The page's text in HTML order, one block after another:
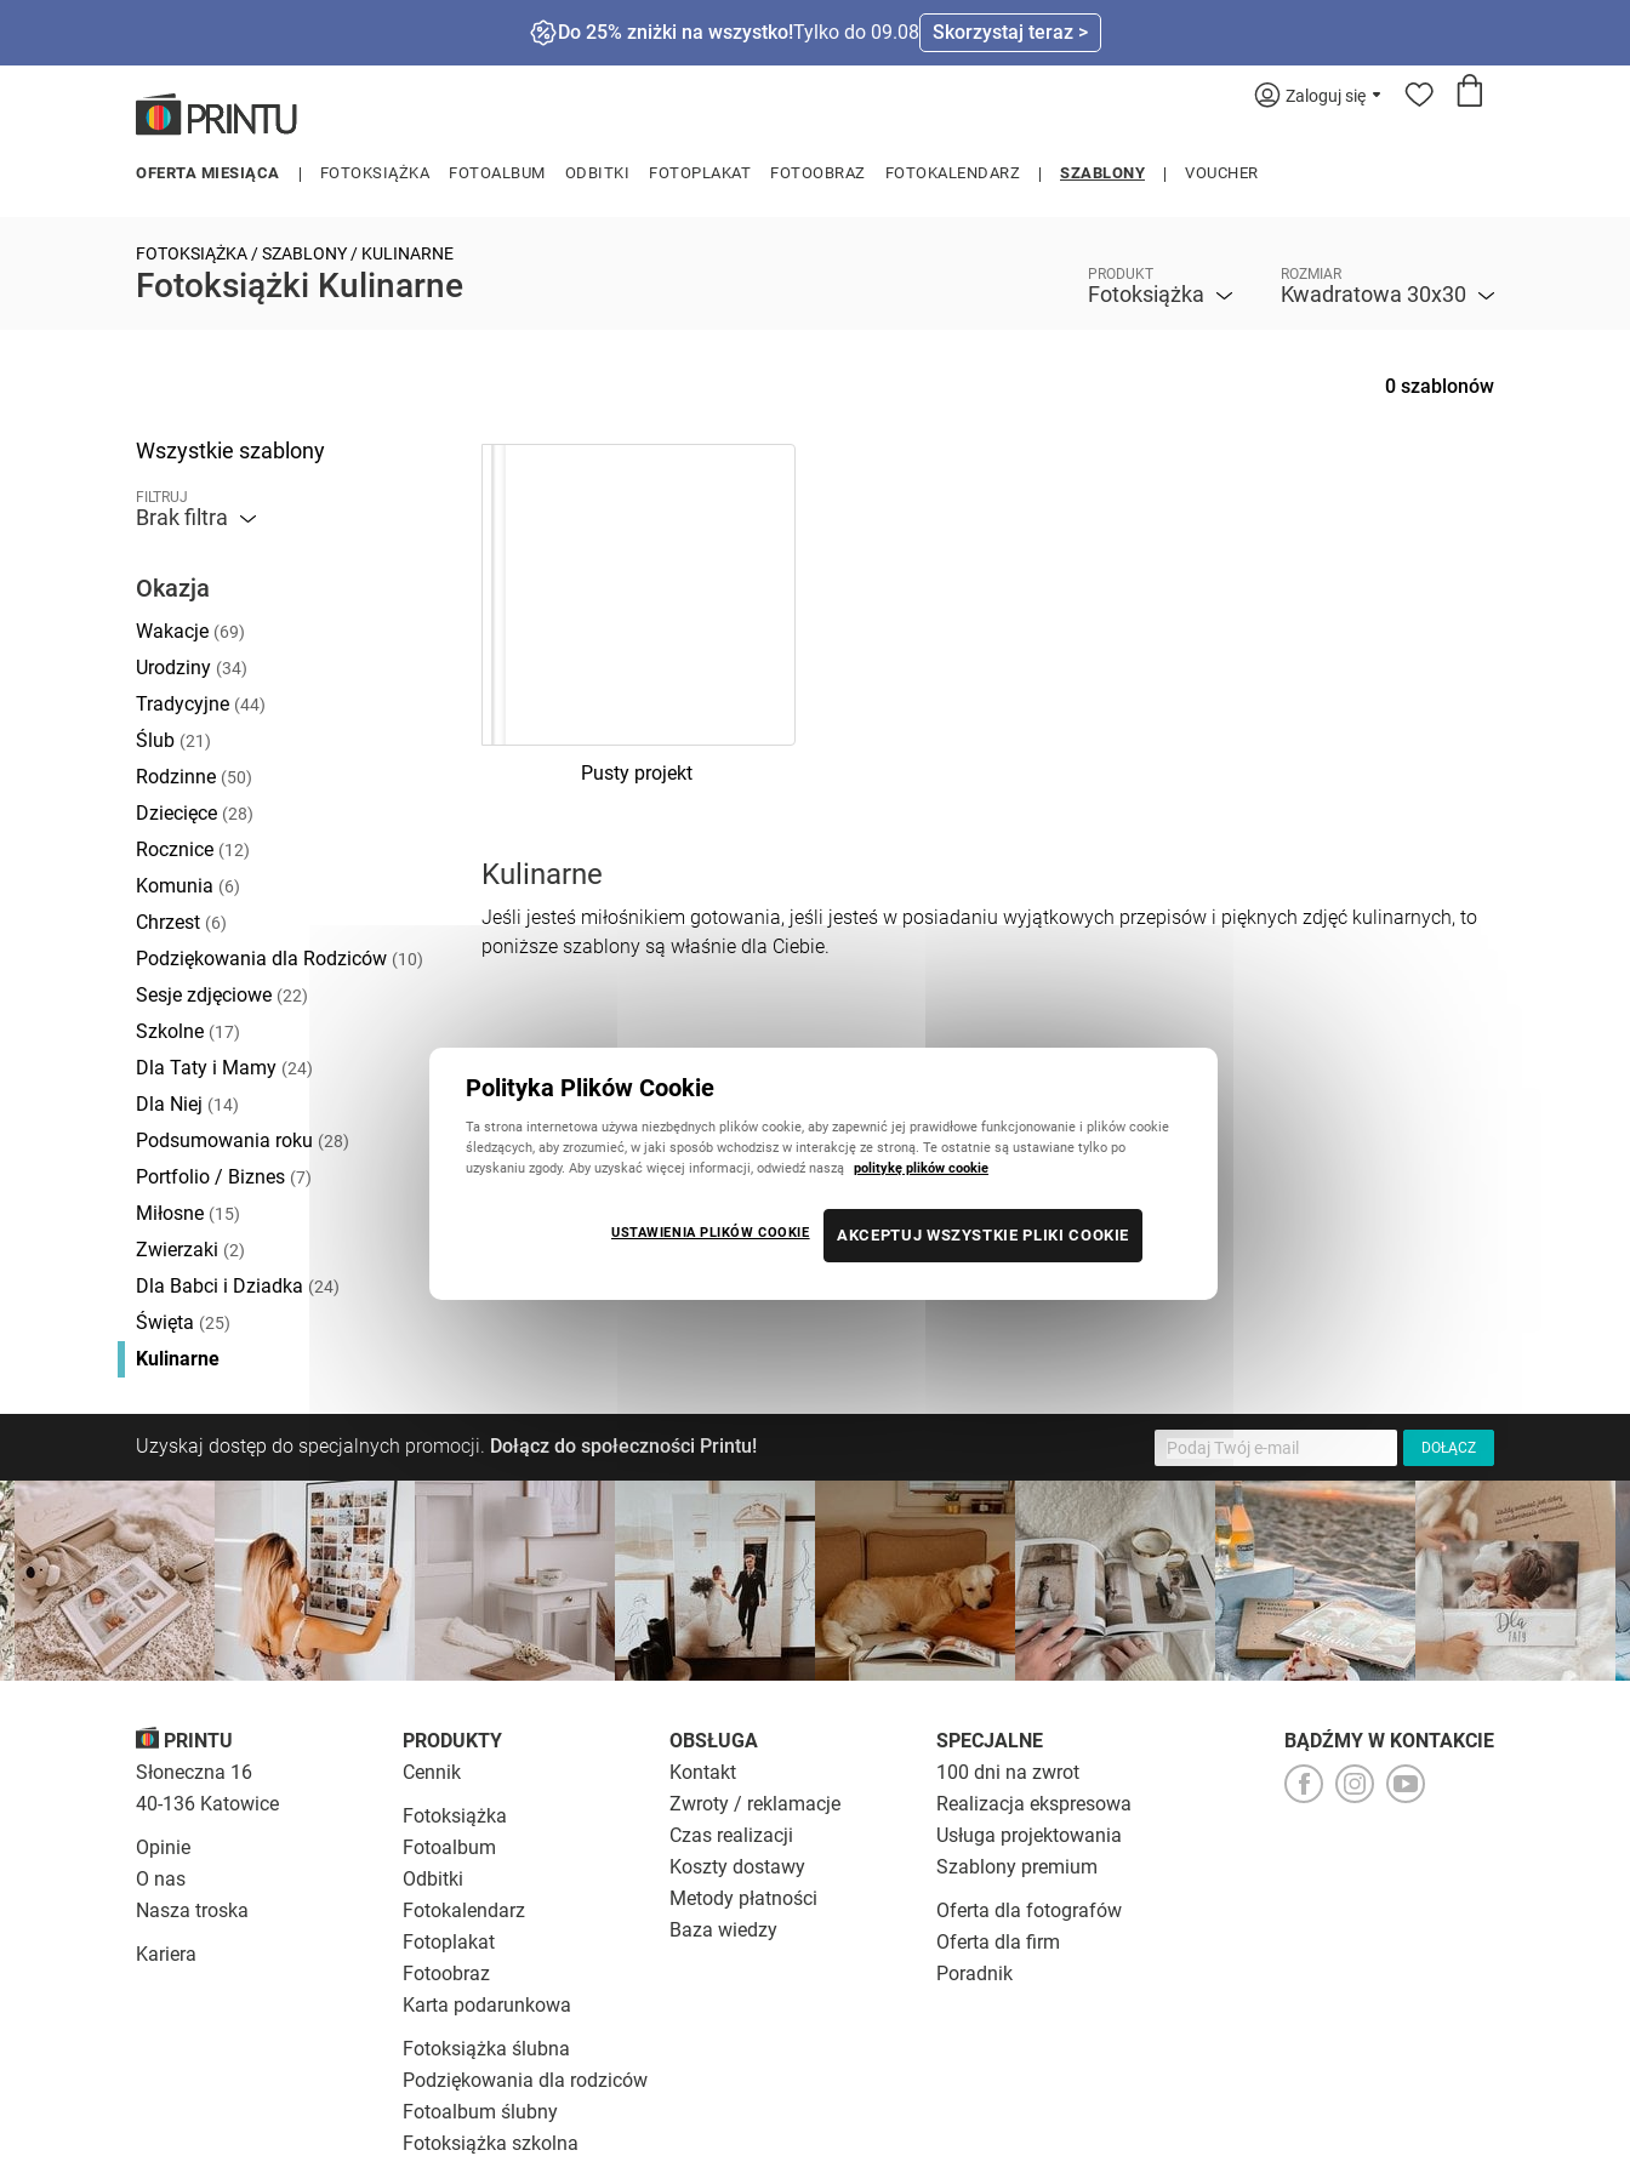
Do 25% zniżki na wszystko!Tylko do 09.08 Skorzystaj teraz >
Zaloguj się
OFERTA MIESIĄCA FOTOKSIĄŻKA FOTOALBUM ODBITKI FOTOPLAKAT FOTOOBRAZ FOTOKALENDARZ SZABLONY VOUCHER
FOTOKSIĄŻKA /SZABLONY / KULINARNE
Fotoksiążki Kulinarne PRODUKT
Fotoksiążka
ROZMIAR
Kwadratowa 30x30
Wszystkie szablony
FILTRUJ
Brak filtra
Okazja
Wakacje (69)
Urodziny (34)
Tradycyjne (44)
Ślub (21)
Rodzinne (50)
Dziecięce (28)
Rocznice (12)
Komunia (6)
Chrzest (6)
Podziękowania dla Rodziców (10)
Sesje zdjęciowe (22)
Szkolne (17)
Dla Taty i Mamy (24)
Dla Niej (14)
Podsumowania roku (28)
Portfolio / Biznes (7)
Miłosne (15)
Zwierzaki (2)
Dla Babci i Dziadka (24)
Święta (25)
Kulinarne
0 szablonów
Pusty projekt
Kulinarne
Jeśli jesteś miłośnikiem gotowania, jeśli jesteś w posiadaniu wyjątkowych przepisów i pięknych zdjęć kulinarnych, to
poniższe szablony są właśnie dla Ciebie.
Uzyskaj dostęp do specjalnych promocji. Dołącz do społeczności Printu!
PRINTU
Słoneczna 16
40-136 Katowice
Opinie
O nas
Nasza troska
Kariera
PRODUKTY
Cennik
Fotoksiążka
Fotoalbum
Odbitki
Fotokalendarz
Fotoplakat
Fotoobraz
Karta podarunkowa
Fotoksiążka ślubna
Podziękowania dla rodziców
Fotoalbum ślubny
Fotoksiążka szkolna
OBSŁUGA
Kontakt
Zwroty / reklamacje
Czas realizacji
Koszty dostawy
Metody płatności
Baza wiedzy
SPECJALNE
100 dni na zwrot
Realizacja ekspresowa
Usługa projektowania
Szablony premium
Oferta dla fotografów
Oferta dla firm
Poradnik
BĄDŹMY W KONTAKCIE
Polityka Plików Cookie
Ta strona internetowa używa niezbędnych plików cookie, aby zapewnić jej prawidłowe funkcjonowanie i plików cookie
śledzących, aby zrozumieć, w jaki sposób wchodzisz w interakcję ze stroną. Te ostatnie są ustawiane tylko po
uzyskaniu zgody. Aby uzyskać więcej informacji, odwiedź naszą politykę plików cookie
USTAWIENIA PLIKÓW COOKIE AKCEPTUJ WSZYSTKIE PLIKI COOKIE